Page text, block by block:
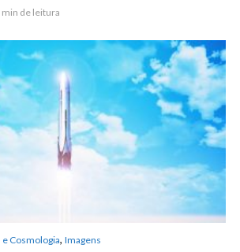
min de leitura
Cosmologia, Imagens